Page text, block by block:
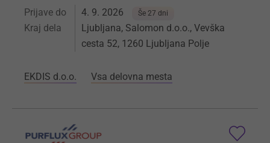
Prijave do 4. 9. 2026 Še 27 dni
Kraj dela
Ljubljana, Salomon d.o.o., Vevška
cesta 52, 1260 Ljubljana Polje
EKDIS d.o.o. Vsa delovna mesta